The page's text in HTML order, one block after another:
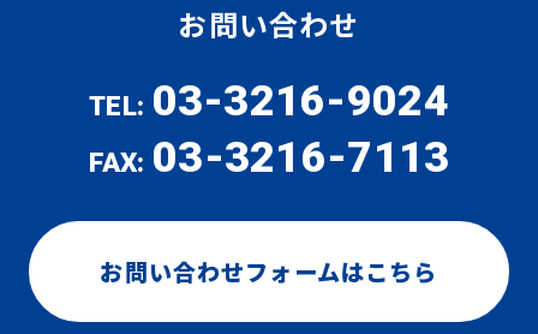
お問い合わせ
TEL: 03-3216-9024
FAX: 03-3216-7113
お問い合わせフォームはこちら